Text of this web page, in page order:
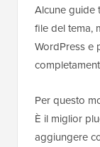
Alcune guide
file del tema,
WordPress e
Per questo
È il miglior
aggiungere